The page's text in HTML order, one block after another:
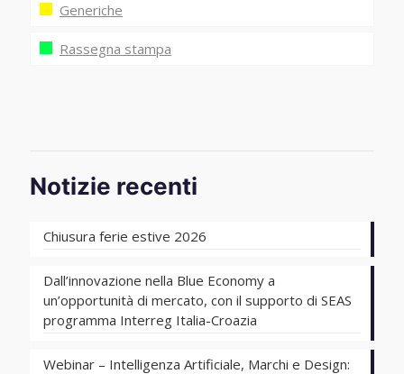
Generiche
Rassegna stampa
Notizie recenti
Chiusura ferie estive 2026
Dall’innovazione nella Blue Economy a
un’opportunità di mercato, con il supporto di SEAS
programma Interreg Italia-Croazia
Webinar – Intelligenza Artificiale, Marchi e Design: